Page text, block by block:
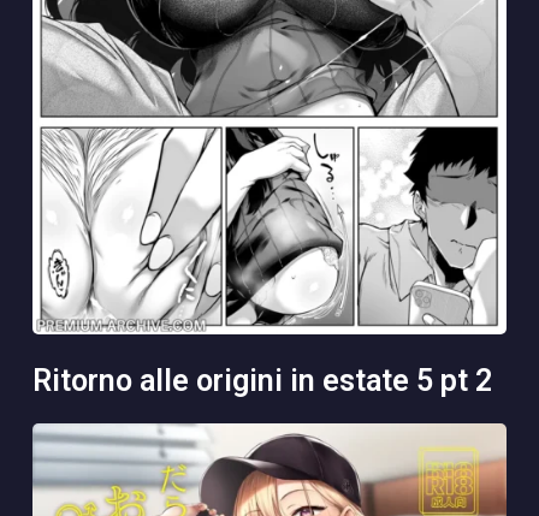
ritorno alle origini in estate 5 pt 2